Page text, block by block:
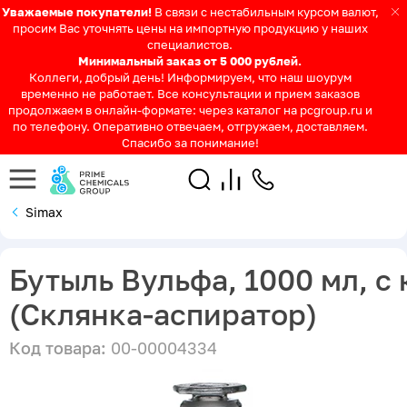
Уважаемые покупатели! В связи с нестабильным курсом валют,
просим Вас уточнять цены на импортную продукцию у наших
специалистов.
Минимальный заказ от 5 000 рублей.
Коллеги, добрый день! Информируем, что наш шоурум
временно не работает. Все консультации и прием заказов
продолжаем в онлайн-формате: через каталог на pcgroup.ru и
по телефону. Оперативно отвечаем, отгружаем, доставляем.
Спасибо за понимание!
Simax
Бутыль Вульфа, 1000 мл, с
(Склянка-аспиратор)
Код товара: 00-00004334